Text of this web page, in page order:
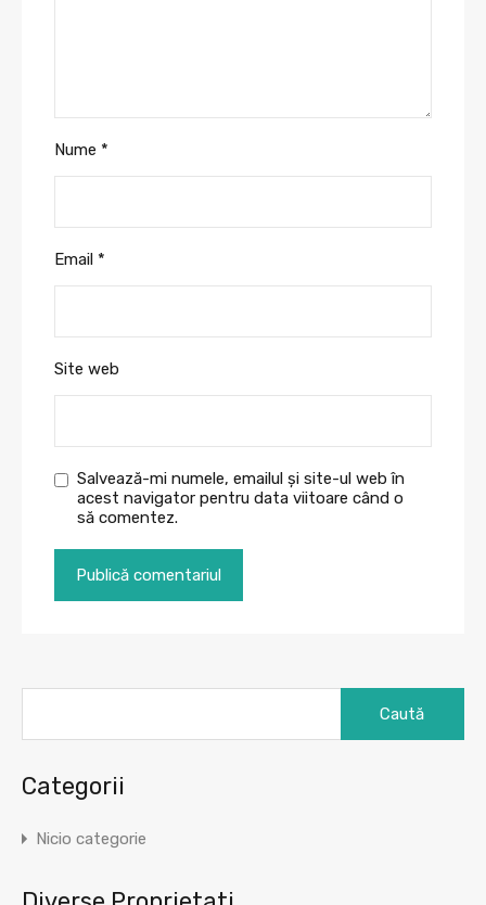
Nume *
Email *
Site web
Salvează-mi numele, emailul și site-ul web în
acest navigator pentru data viitoare când o
să comentez.
Categorii
Nicio categorie